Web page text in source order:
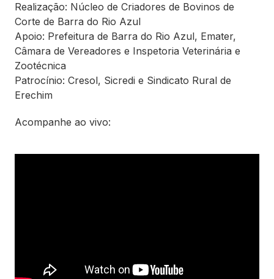
Realização: Núcleo de Criadores de Bovinos de
Corte de Barra do Rio Azul
Apoio: Prefeitura de Barra do Rio Azul, Emater,
Câmara de Vereadores e Inspetoria Veterinária e
Zootécnica
Patrocínio: Cresol, Sicredi e Sindicato Rural de
Erechim
Acompanhe ao vivo: